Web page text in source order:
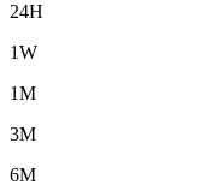
24H
1W
1M
3M
6M